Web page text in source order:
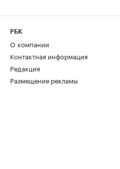
РБК
О компании
Контактная информация
Редакция
Размещение рекламы